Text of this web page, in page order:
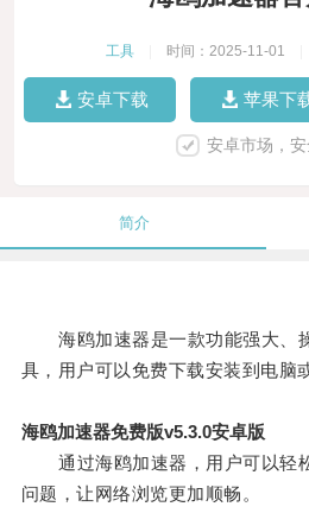
工具 时间：2025-11-01
安卓下载 苹果下
安卓市场，
简介
海鸥加速器是一款功能强大、
具，用户可以免费下载安装到电脑
海鸥加速器免费版v5.3.0安卓版
通过海鸥加速器，用户可以轻
问题，让网络浏览更加顺畅。